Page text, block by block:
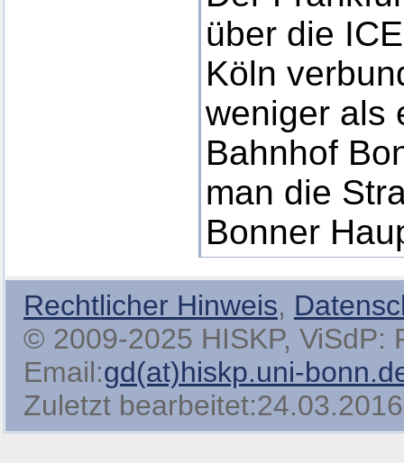
über die
Köln
weniger als
Bahnhof
man die
Bonner
Rechtlicher Hinweis,
© 2009-2025 HISKP, ViSdP:
Email:gd(at)hiskp.uni-
Zuletzt